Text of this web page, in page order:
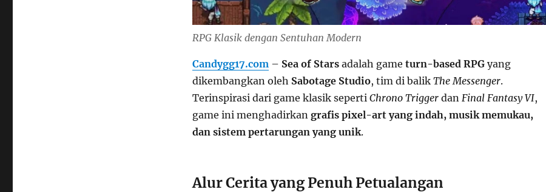
RPG Klasik dengan Sentuhan Modern
Candygg17.com – Sea of Starsadalah game turn-based RPGyang
dikembangkan oleh Sabotage Studio, tim di balik The Messenger.
Terinspirasi dari game klasik seperti Chrono Triggerdan Final Fantasy VI,
game ini menghadirkan grafis pixel-art yang indah, musik memukau,
dan sistem pertarungan yang unik.
Alur Cerita yang Penuh Petualangan